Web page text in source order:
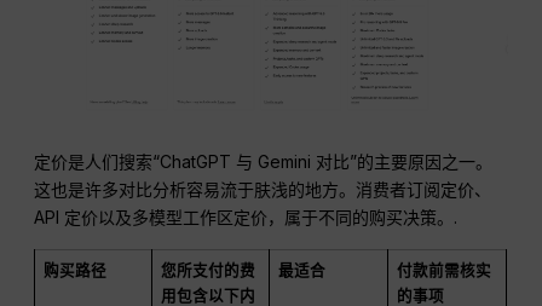
定价是人们搜索“ChatGPT 与 Gemini 对比”的主要原因之一。
这也是许多对比分析容易流于肤浅的地方。消费者订阅定价、
API 定价以及多模型工作区定价，属于不同的购买决策。.
购买路径
您所支付的费
用包含以下内
最适合
付款前需核实
的事项